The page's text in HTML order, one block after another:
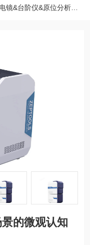
镜&台阶仪&原位分析
的微观认知